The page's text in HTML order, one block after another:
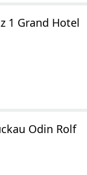
1 Grand Hotel
Odin Rolf